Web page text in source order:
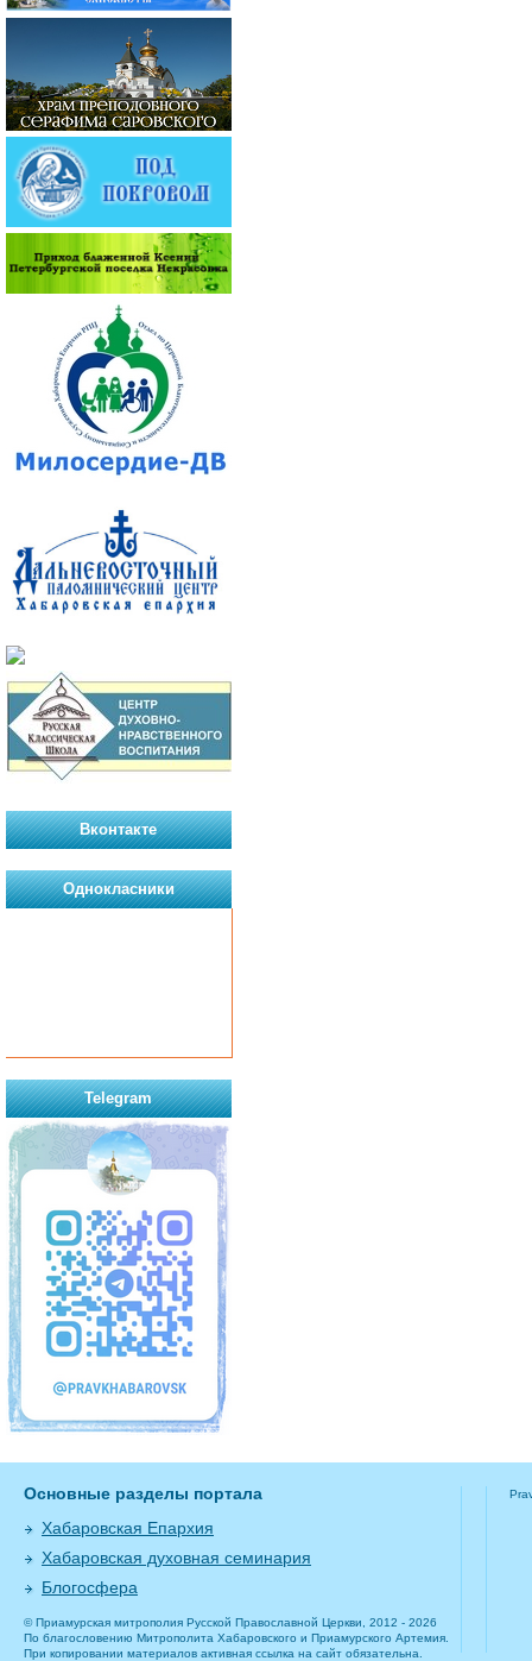
Вконтакте
Однокласники
Telegram
Основные разделы портала
Хабаровская Епархия
Хабаровская духовная семинария
Блогосфера
© Приамурская митрополия Русской Православной Церкви, 2012 - 2026
По благословению Митрополита Хабаровского и Приамурского Артемия.
При копировании материалов активная ссылка на сайт обязательна.